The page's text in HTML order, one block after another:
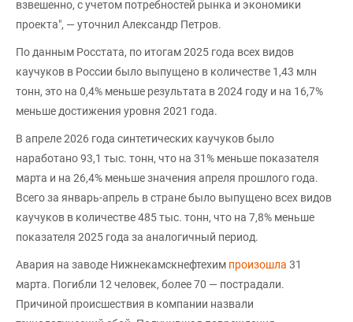
взвешенно, с учетом потребностей рынка и экономики
проекта", — уточнил Александр Петров.
По данным Росстата, по итогам 2025 года всех видов
каучуков в России было выпущено в количестве 1,43 млн
тонн, это на 0,4% меньше результата в 2024 году и на 16,7%
меньше достижения уровня 2021 года.
В апреле 2026 года синтетических каучуков было
наработано 93,1 тыс. тонн, что на 31% меньше показателя
марта и на 26,4% меньше значения апреля прошлого года.
Всего за январь-апрель в стране было выпущено всех видов
каучуков в количестве 485 тыс. тонн, что на 7,8% меньше
показателя 2025 года за аналогичный период.
Авария на заводе Нижнекамскнефтехим произошла 31
марта. Погибли 12 человек, более 70 — пострадали.
Причиной происшествия в компании назвали